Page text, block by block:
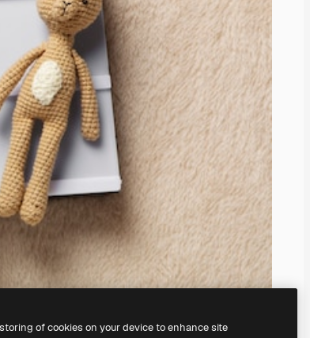
of cookies on your device to enhance site